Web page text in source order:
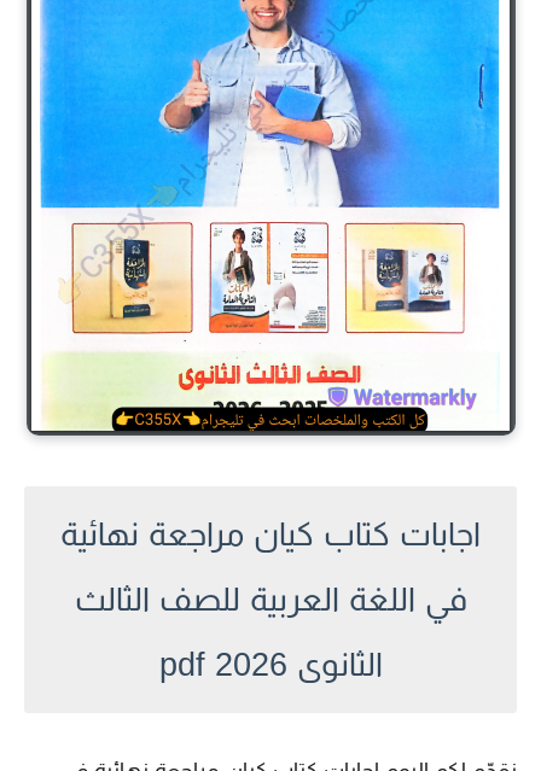
اجابات كتاب كيان مراجعة نهائية
في اللغة العربية للصف الثالث
الثانوى 2026 pdf